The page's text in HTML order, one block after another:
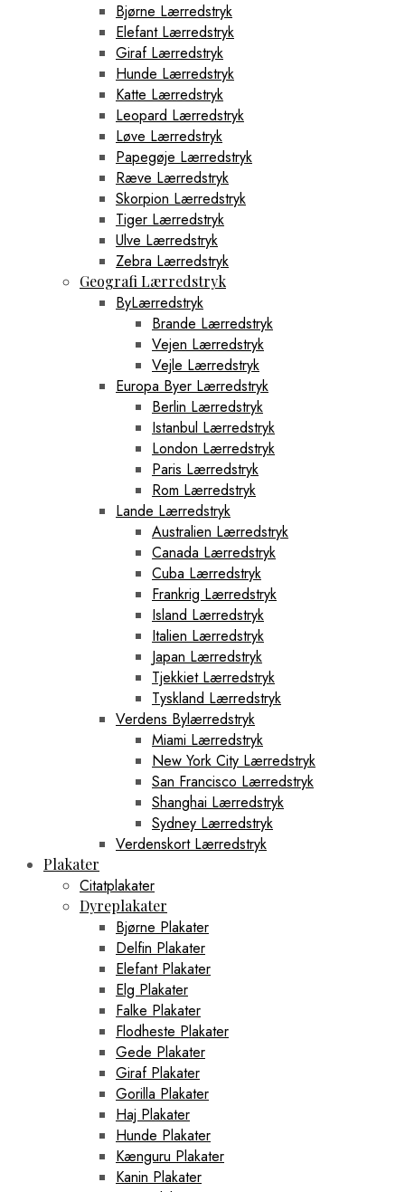
Bjørne Lærredstryk
Elefant Lærredstryk
Giraf Lærredstryk
Hunde Lærredstryk
Katte Lærredstryk
Leopard Lærredstryk
Løve Lærredstryk
Papegøje Lærredstryk
Ræve Lærredstryk
Skorpion Lærredstryk
Tiger Lærredstryk
Ulve Lærredstryk
Zebra Lærredstryk
Geografi Lærredstryk
ByLærredstryk
Brande Lærredstryk
Vejen Lærredstryk
Vejle Lærredstryk
Europa Byer Lærredstryk
Berlin Lærredstryk
Istanbul Lærredstryk
London Lærredstryk
Paris Lærredstryk
Rom Lærredstryk
Lande Lærredstryk
Australien Lærredstryk
Canada Lærredstryk
Cuba Lærredstryk
Frankrig Lærredstryk
Island Lærredstryk
Italien Lærredstryk
Japan Lærredstryk
Tjekkiet Lærredstryk
Tyskland Lærredstryk
Verdens Bylærredstryk
Miami Lærredstryk
New York City Lærredstryk
San Francisco Lærredstryk
Shanghai Lærredstryk
Sydney Lærredstryk
Verdenskort Lærredstryk
Plakater
Citatplakater
Dyreplakater
Bjørne Plakater
Delfin Plakater
Elefant Plakater
Elg Plakater
Falke Plakater
Flodheste Plakater
Gede Plakater
Giraf Plakater
Gorilla Plakater
Haj Plakater
Hunde Plakater
Kænguru Plakater
Kanin Plakater